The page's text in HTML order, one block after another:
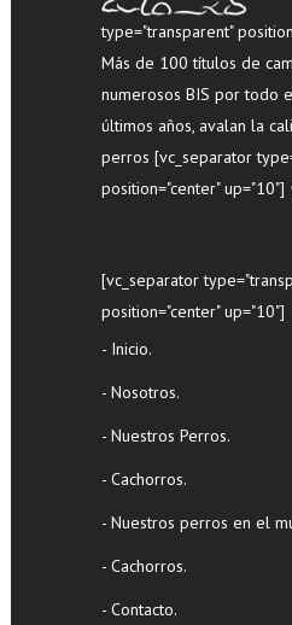
type="transparent"
Más de 100 títulos de
numerosos BIS por todo
últimos años, avalan la
perros [vc_separator
position="center" up="10"]
[vc_separator
position="center" up="10"]
- Inicio.
- Nosotros.
- Nuestros Perros.
- Cachorros.
- Nuestros perros en el
- Cachorros.
- Contacto.